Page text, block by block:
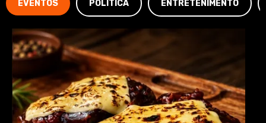
EVENTOS POLÍTICA ENTRETENIMENTO